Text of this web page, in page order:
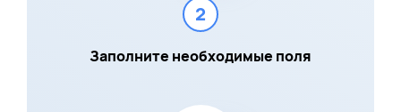
2
Заполните необходимые поля